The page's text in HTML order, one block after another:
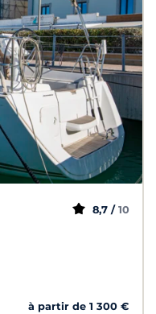
8,7 / 10
à partir de 1 300 €